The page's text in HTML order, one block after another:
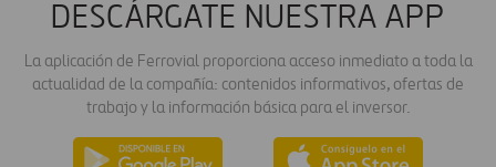
DESCÁRGATE NUESTRA APP
La aplicación de Ferrovial proporciona acceso inmediato a toda la
actualidad de la compañía: contenidos informativos, ofertas de
trabajo y la información básica para el inversor.